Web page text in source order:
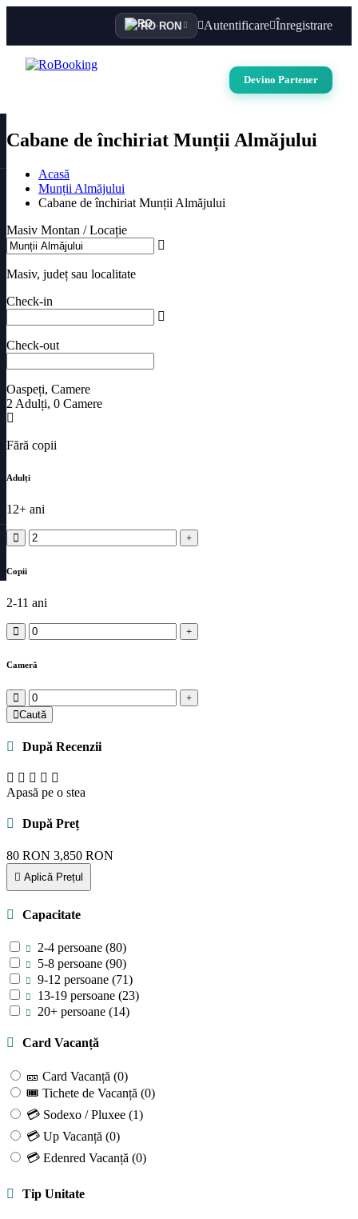
RO·RON Autentificare Înregistrare
Devino Partener
Cabane de închiriat Munții Almăjului
Acasă
Munții Almăjului
Cabane de închiriat Munții Almăjului
Masiv Montan / Locație
Masiv, județ sau localitate
Check-in
Check-out
Oaspeți, Camere
2 Adulți, 0 Camere
Fără copii
Adulți
12+ ani
Copii
2-11 ani
Cameră
Caută
După Recenzii
Apasă pe o stea
După Preț
80 RON 3,850 RON
Aplică Prețul
Capacitate
2-4 persoane (80)
5-8 persoane (90)
9-12 persoane (71)
13-19 persoane (23)
20+ persoane (14)
Card Vacanță
🎫 Card Vacanță (0)
🎟 Tichete de Vacanță (0)
💳 Sodexo / Pluxee (1)
💳 Up Vacanță (0)
💳 Edenred Vacanță (0)
Tip Unitate